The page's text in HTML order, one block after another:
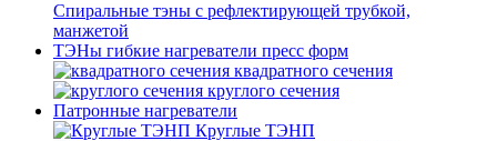
Спиральные тэны с рефлектирующей трубкой,
манжетой
ТЭНы гибкие нагреватели пресс форм
квадратного сечения
круглого сечения
Патронные нагреватели
Круглые ТЭНП